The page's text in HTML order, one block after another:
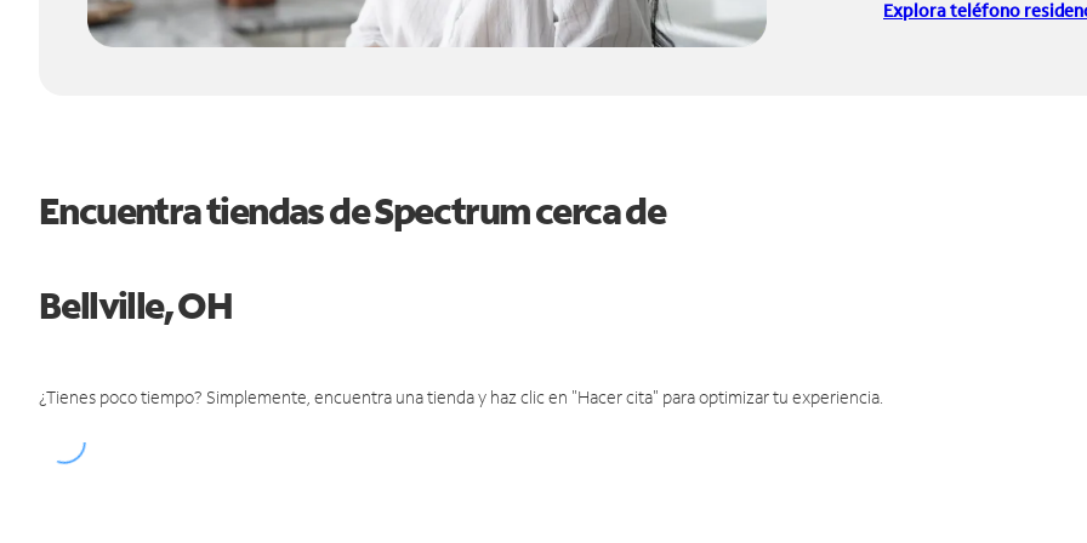
Explora teléfono
Encuentra tiendas de Spectrum cerca de
Bellville, OH
¿Tienes poco tiempo? Simplemente, encuentra una tienda y haz clic en "Hacer cita" para optimizar tu experiencia.